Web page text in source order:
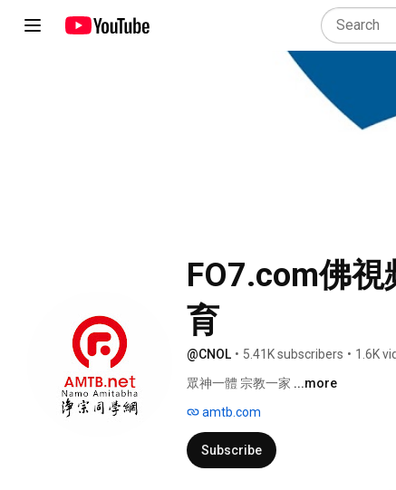
FO7.com佛
育
@CNOL • 5.41K subscribers • 1.6K
眾神一體 宗教一家 ...more
amtb.com
Subscribe